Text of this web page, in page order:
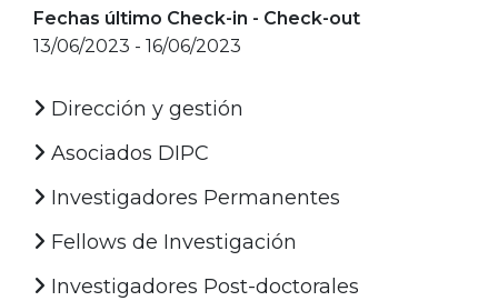
Fechas último Check-in - Check-out
13/06/2023 - 16/06/2023
Dirección y gestión
Asociados DIPC
Investigadores Permanentes
Fellows de Investigación
Investigadores Post-doctorales